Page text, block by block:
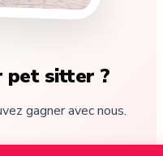
pet sitter ?
gagner avec nous.